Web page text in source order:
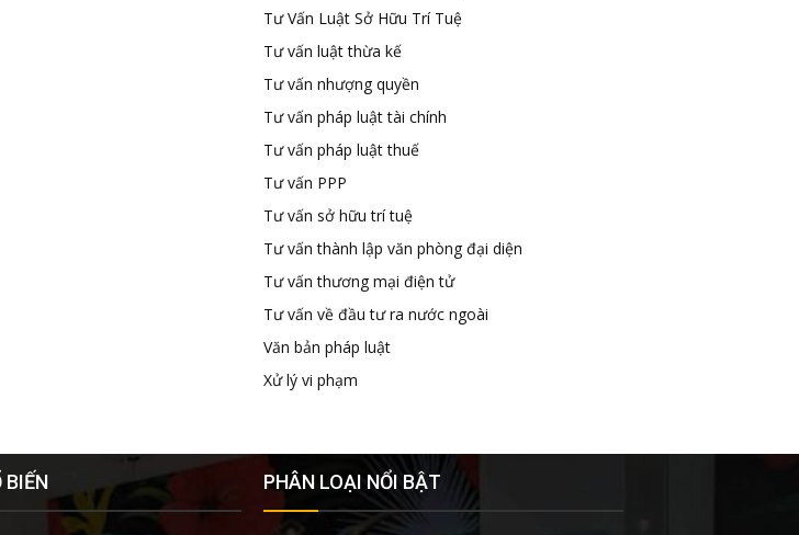
Tư Vấn Luật Sở Hữu Trí Tuệ
Tư vấn luật thừa kế
Tư vấn nhượng quyền
Tư vấn pháp luật tài chính
Tư vấn pháp luật thuế
Tư vấn PPP
Tư vấn sở hữu trí tuệ
Tư vấn thành lập văn phòng đại diện
Tư vấn thương mại điện tử
Tư vấn về đầu tư ra nước ngoài
Văn bản pháp luật
Xử lý vi phạm
BIẾN PHÂN LOẠI NỔI BẬT